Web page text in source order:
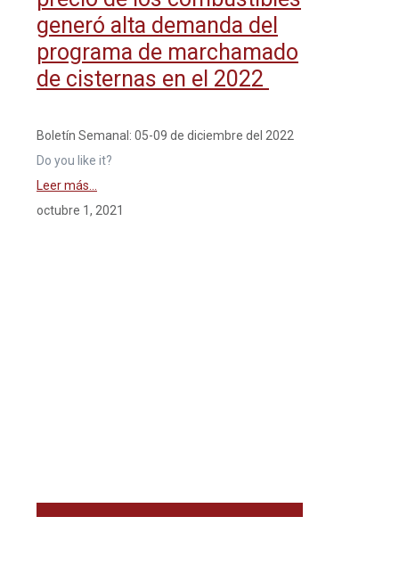
generó alta demanda del
programa de marchamado
de cisternas en el 2022
Boletín Semanal: 05-09 de diciembre del 2022
Do you like it?
Leer más...
octubre 1, 2021